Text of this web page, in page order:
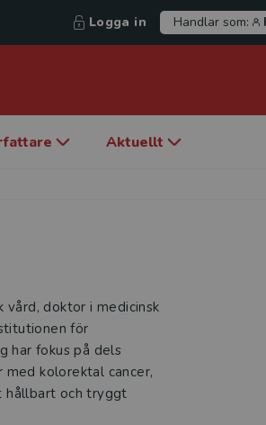
Logga in Handlar som:
Aktuellt
vård, doktor i medicinsk
för
har fokus på dels
kolorektal cancer,
hållbart och tryggt